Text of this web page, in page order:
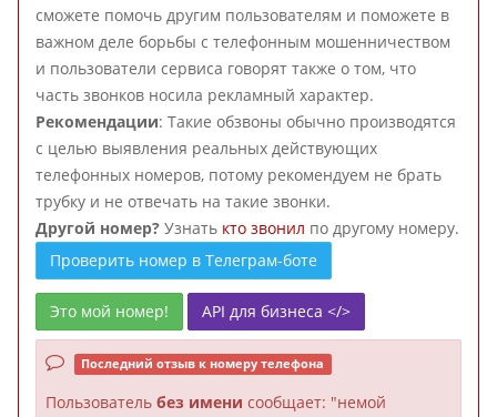
сможете помочь другим пользователям и поможете в
важном деле борьбы с телефонным мошенничеством
и пользователи сервиса говорят также о том, что
часть звонков носила рекламный характер.
Рекомендации: Такие обзвоны обычно производятся
с целью выявления реальных действующих
телефонных номеров, потому рекомендуем не брать
трубку и не отвечать на такие звонки.
Другой номер? Узнать кто звонил по другому номеру.
Проверить номер в Телеграм-боте
Это мой номер! API для бизнеса </>
Последний отзыв к номеру телефона
Пользователь без имени сообщает: "немой